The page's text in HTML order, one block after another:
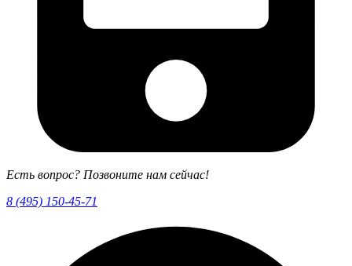
Есть вопрос? Позвоните нам сейчас!
8 (495) 150-45-71